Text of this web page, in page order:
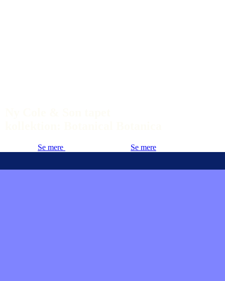
Se mere Se mere